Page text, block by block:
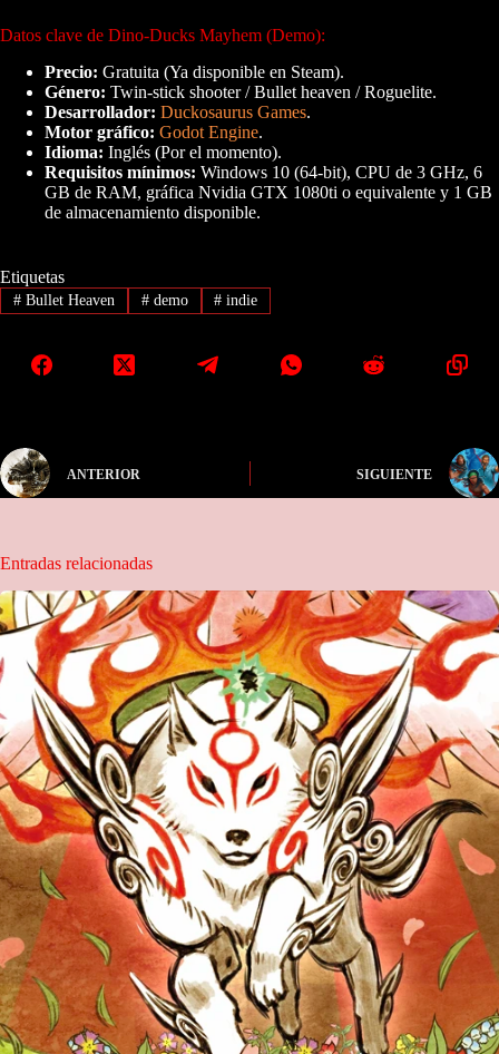
Datos clave de Dino-Ducks Mayhem (Demo):
Precio: Gratuita (Ya disponible en Steam).
Género: Twin-stick shooter / Bullet heaven / Roguelite.
Desarrollador: Duckosaurus Games.
Motor gráfico: Godot Engine.
Idioma: Inglés (Por el momento).
Requisitos mínimos: Windows 10 (64-bit), CPU de 3 GHz, 6
GB de RAM, gráfica Nvidia GTX 1080ti o equivalente y 1 GB
de almacenamiento disponible.
Etiquetas
#Bullet Heaven #demo # indie
ANTERIOR SIGUIENTE
Entradas relacionadas